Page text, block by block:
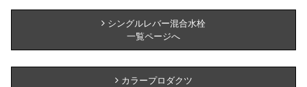
シングルレバー混合水栓
一覧ページへ
カラープロダクツ